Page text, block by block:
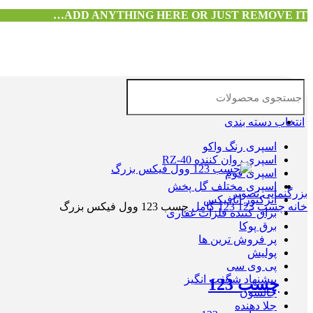
ADD ANYTHING HERE OR JUST REMOVE IT…
انتخاب دسته بندی
اسپری رنگ واکو
اسپری روان کننده RZ-40
اسپری فوم
اسپری مختلف گل پخش
انژکتور اتافیکس
براق کننده فلزات غفاری
برق پوکا
پر فروش ترین ها
پولیش
پی وی سی
پیشنهاد شگفت انگیز
جانسون
جلا دهنده
چسب 123
بزرگنمایی تصویر
خانه چسب 123 123 کامل چسب 123 وول فیکس بزرگ